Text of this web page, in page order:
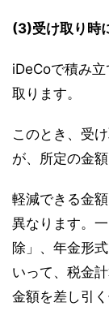
(3)受け取り時
iDeCoで積み
取ります。
このとき、受
が、所定の金
軽減できる金
異なります。
除」、年金形
いって、税金
金額を差し引